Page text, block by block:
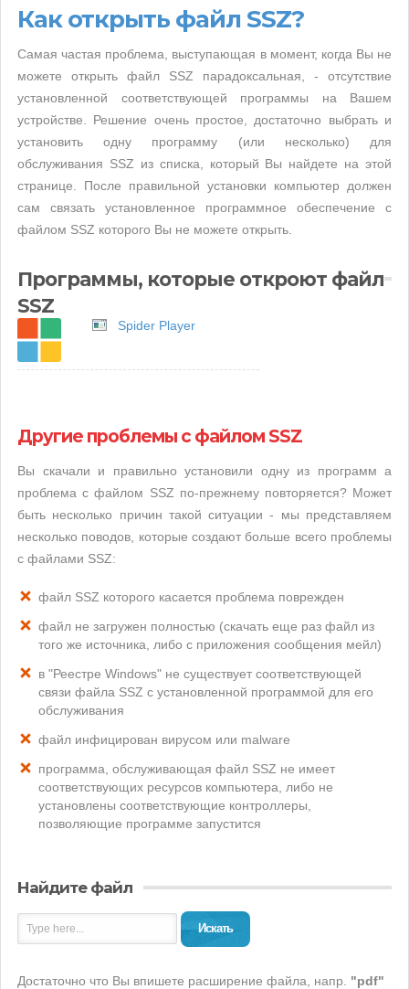
Как открыть файл SSZ?
Самая частая проблема, выступающая в момент, когда Вы не
можете открыть файл SSZ парадоксальная, - отсутствие
установленной соответствующей программы на Вашем
устройстве. Решение очень простое, достаточно выбрать и
установить одну программу (или несколько) для
обслуживания SSZ из списка, который Вы найдете на этой
странице. После правильной установки компьютер должен
сам связать установленное программное обеспечение с
файлом SSZ которого Вы не можете открыть.
Программы, которые откроют файл
SSZ
Spider Player
Другие проблемы с файлом SSZ
Вы скачали и правильно установили одну из программ а
проблема с файлом SSZ по-прежнему повторяется? Может
быть несколько причин такой ситуации - мы представляем
несколько поводов, которые создают больше всего проблемы
с файлами SSZ:
файл SSZ которого касается проблема поврежден
файл не загружен полностью (скачать еще раз файл из
того же источника, либо с приложения сообщения мейл)
в "Реестре Windows" не существует соответствующей
связи файла SSZ с установленной программой для его
обслуживания
файл инфицирован вирусом или malware
программа, обслуживающая файл SSZ не имеет
соответствующих ресурсов компьютера, либо не
установлены соответствующие контроллеры,
позволяющие программе запустится
Найдите файл
Искать
Достаточно что Вы впишете расширение файла, напр. "pdf"